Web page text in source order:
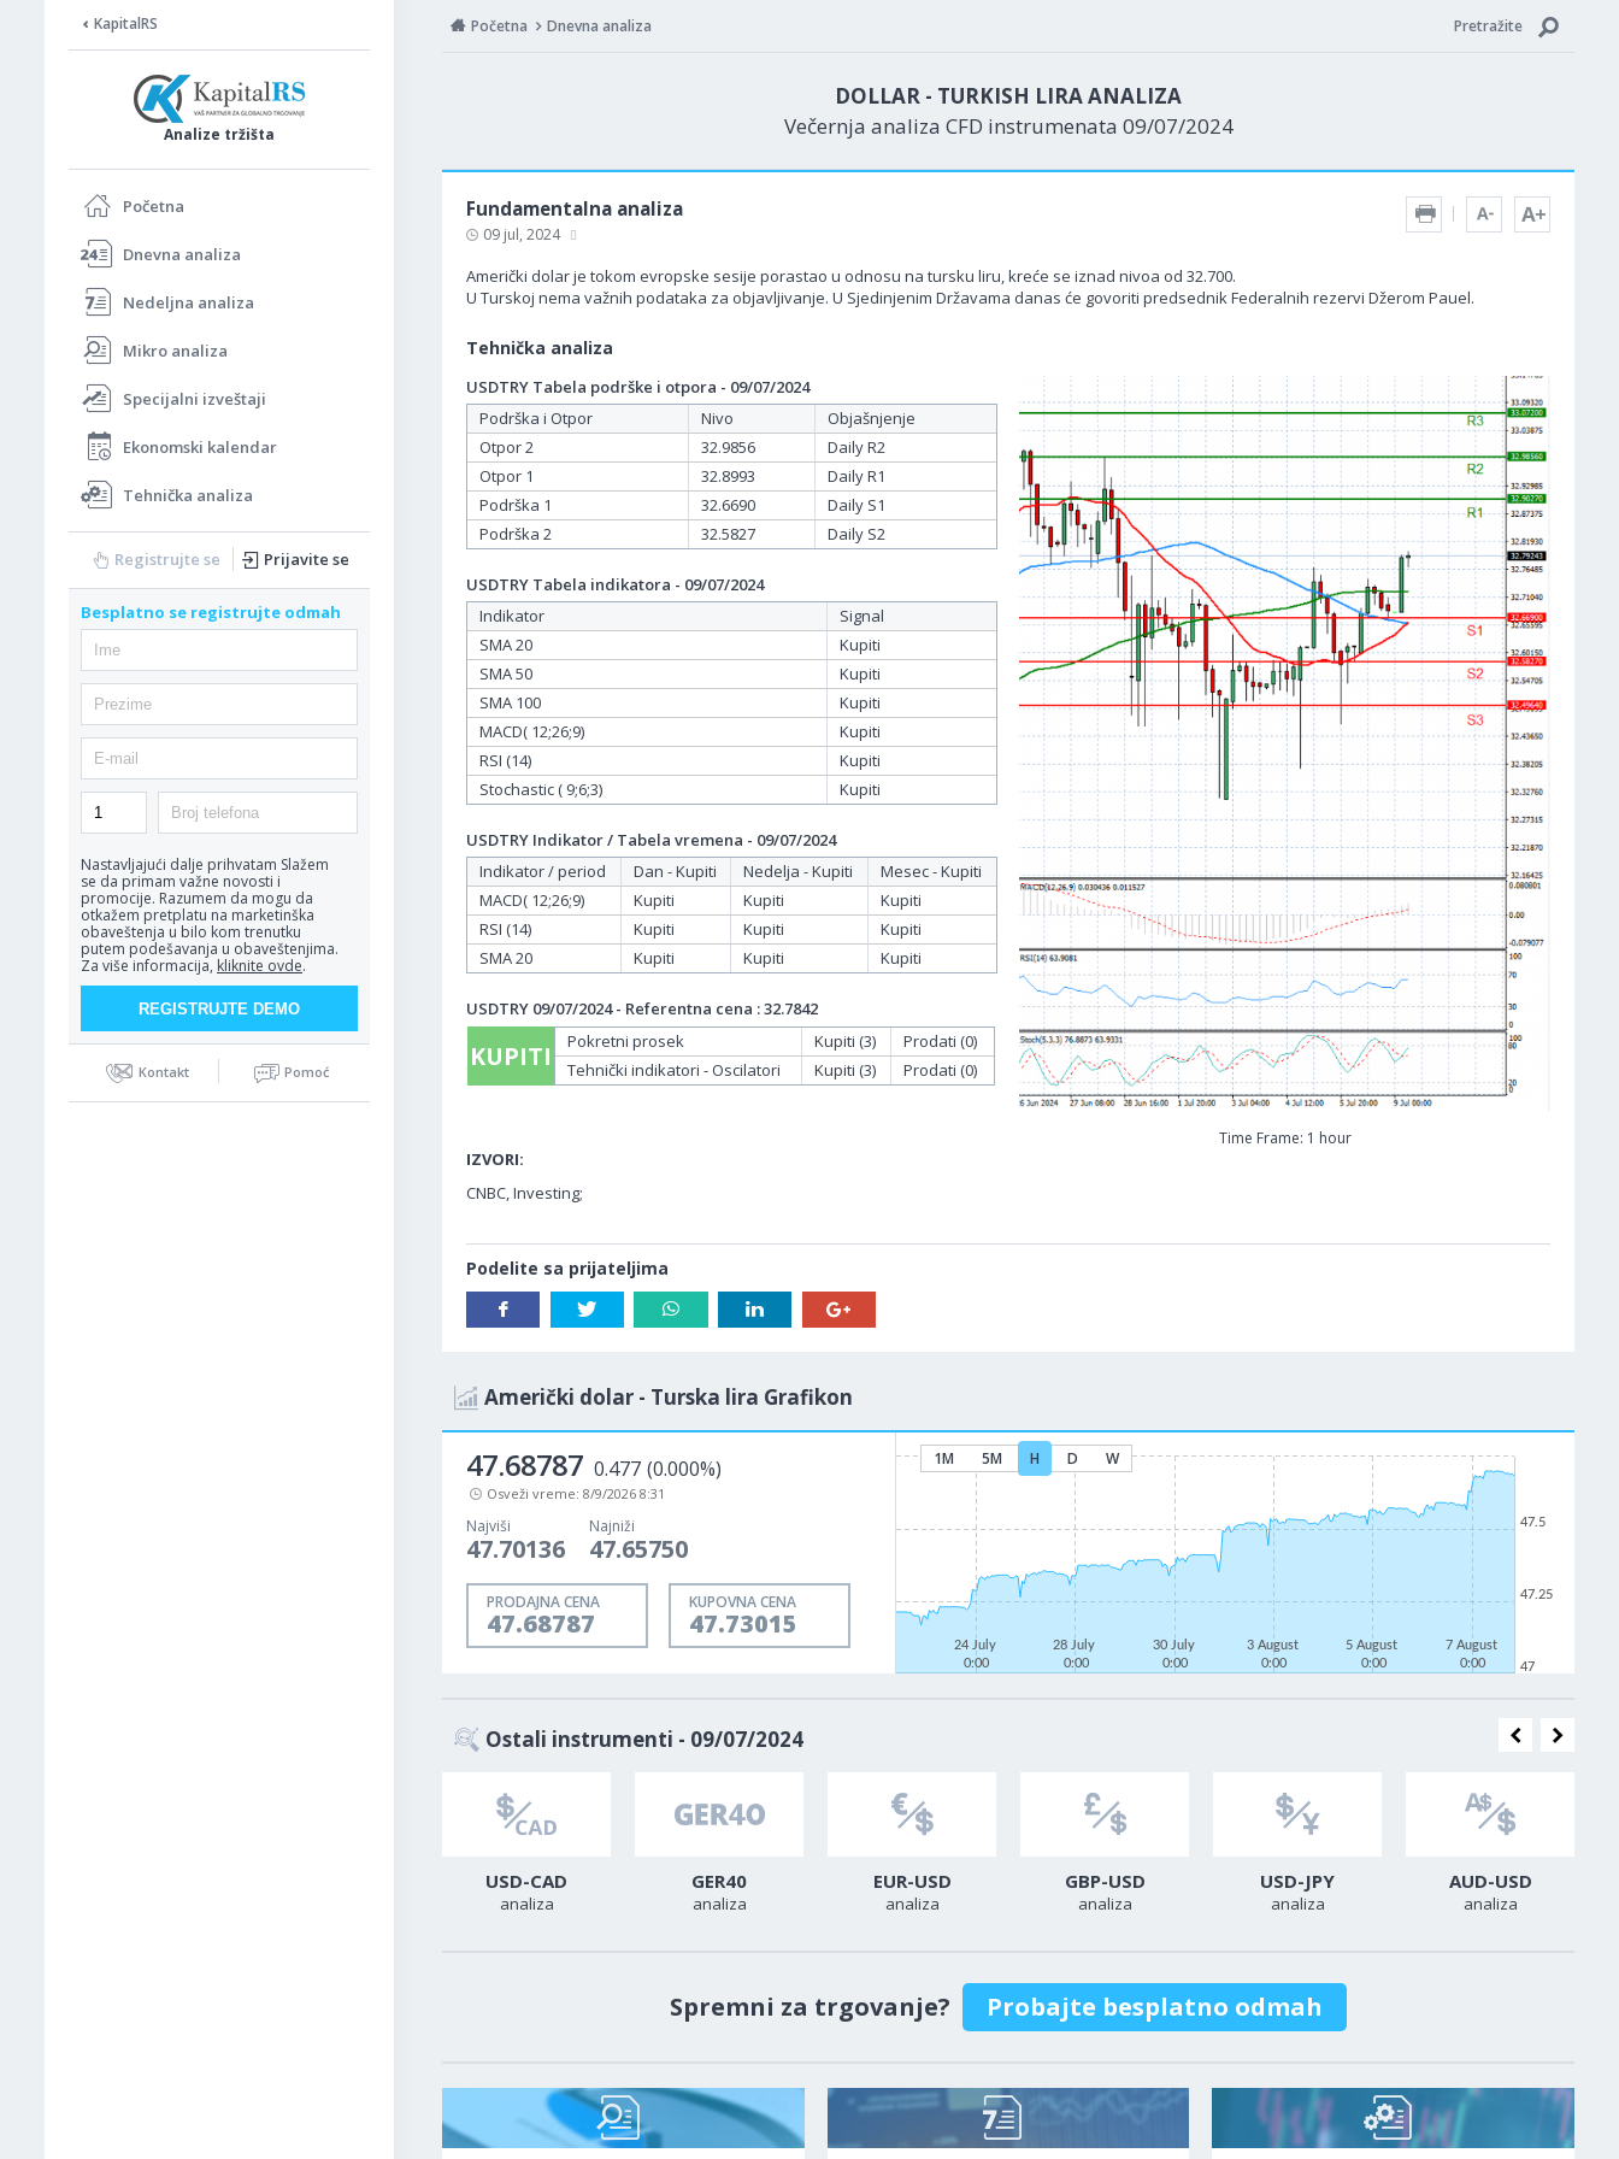
KapitalRS
Analize tržišta
Početna
Dnevna analiza
Nedeljna analiza
Mikro analiza
Specijalni izveštaji
Ekonomski kalendar
Tehnička analiza
Registrujte se Prijavite se
Besplatno se registrujte odmah
Nastavljajući dalje prihvatam Slažem
se da primam važne novosti i
promocije. Razumem da mogu da
otkažem pretplatu na marketinška
obaveštenja u bilo kom trenutku
putem podešavanja u obaveštenjima.
Za više informacija, kliknite ovde.
Kontakt Pomoć
Početna Dnevna analiza Pretražite
DOLLAR - TURKISH LIRA ANALIZA
Večernja analiza CFD instrumenata 09/07/2024
Fundamentalna analiza
09 jul, 2024
Američki dolar je tokom evropske sesije porastao u odnosu na tursku liru, kreće se iznad nivoa od 32.700.
U Turskoj nema važnih podataka za objavljivanje. U Sjedinjenim Državama danas će govoriti predsednik Federalnih rezervi Džerom Pauel.
Tehnička analiza
Time Frame: 1 hour
USDTRY Tabela podrške i otpora - 09/07/2024
Podrška i Otpor
Nivo
Objašnjenje
Otpor 2
32.9856
Daily R2
Otpor 1
32.8993
Daily R1
Podrška 1
32.6690
Daily S1
Podrška 2
32.5827 Daily S2
USDTRY Tabela indikatora - 09/07/2024
Indikator
Signal
SMA 20
Kupiti
SMA 50
Kupiti
SMA 100
Kupiti
MACD( 12;26;9)
Kupiti
RSI (14)
Kupiti
Stochastic ( 9;6;3)
Kupiti
USDTRY Indikator / Tabela vremena - 09/07/2024
Indikator / period
Dan - Kupiti Nedelja - Kupiti
Mesec - Kupiti
MACD( 12;26;9)
Kupiti Kupiti
Kupiti
RSI (14)
Kupiti Kupiti
Kupiti
SMA 20
Kupiti Kupiti Kupiti
USDTRY 09/07/2024 - Referentna cena : 32.7842
KUPITI Pokretni prosek Kupiti (3)
Prodati (0)
Tehnički indikatori - Oscilatori
Kupiti (3) Prodati (0)
IZVORI:
CNBC, Investing;
Podelite sa prijateljima
Američki dolar - Turska lira Grafikon
47.68787 0.477 (0.000%)
Osveži vreme: 8/9/2026 8:31
Najviši
47.70136
Najniži
47.65750
PRODAJNA CENA
47.68787
KUPOVNA CENA
47.73015
1M 5M H D W
24 July
0:00
28 July
0:00
30 July
0:00
3 August
0:00
5 August
0:00
7 August
0:00
47
47.25
47.5
Ostali instrumenti - 09/07/2024
USD-CAD
analiza
GER40
analiza
EUR-USD
analiza
GBP-USD
analiza
USD-JPY
analiza
AUD-USD
analiza
Spremni za trgovanje? Probajte besplatno odmah